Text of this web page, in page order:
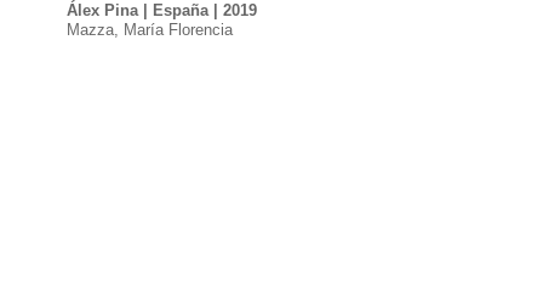
Álex Pina | España | 2019
Mazza, María Florencia